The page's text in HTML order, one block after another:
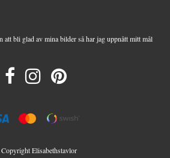
att bli glad av mina bilder så har jag uppnått mitt mål
Elisabethstavlor